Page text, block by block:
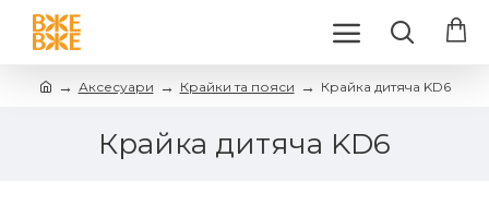
Аксесуари Крайки та пояси Крайка дитяча KD6
Крайка дитяча KD6